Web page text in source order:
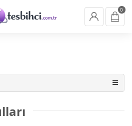
function
if (!cookies.marketing){return;}
0